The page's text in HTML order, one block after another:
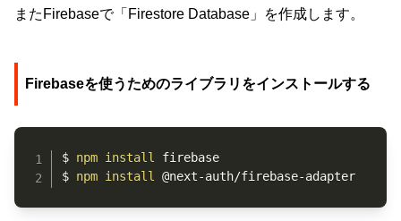
またFirebaseで「Firestore Database」を作成します。
Firebaseを使うためのライブラリをインストールする
$ npm install
firebase
$ npm install @next-auth/firebase-adapter